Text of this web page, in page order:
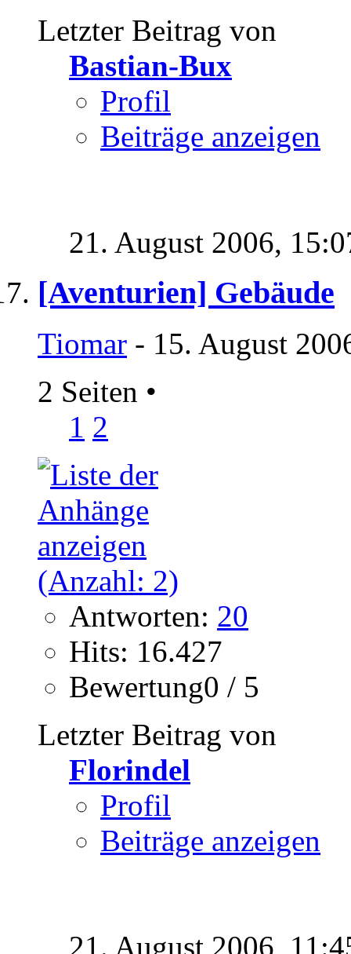
Letzter Beitrag von
Bastian-Bux
Profil
Beiträge anzeigen
21. August 2006,
[Aventurien] Gebäude
Tiomar - 15. August
2 Seiten •
1 2
Antworten: 20
Hits: 16.427
Bewertung0 / 5
Letzter Beitrag von
Florindel
Profil
Beiträge anzeigen
21. August 2006,